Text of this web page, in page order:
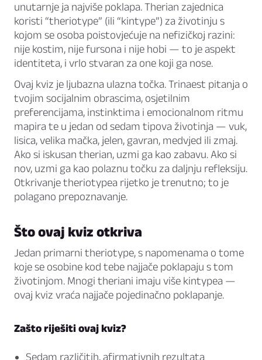
unutarnje ja najviše poklapa. Therian zajednica
koristi “theriotype” (ili “kintype”) za životinju s
kojom se osoba poistovjećuje na nefizičkoj razini:
nije kostim, nije fursona i nije hobi — to je aspekt
identiteta, i vrlo stvaran za one koji ga nose.
Ovaj kviz je ljubazna ulazna točka. Trinaest pitanja o
tvojim socijalnim obrascima, osjetilnim
preferencijama, instinktima i emocionalnom ritmu
mapira te u jedan od sedam tipova životinja — vuk,
lisica, velika mačka, jelen, gavran, medvjed ili zmaj.
Ako si iskusan therian, uzmi ga kao zabavu. Ako si
nov, uzmi ga kao polaznu točku za daljnju refleksiju.
Otkrivanje theriotypea rijetko je trenutno; to je
polagano prepoznavanje.
Što ovaj kviz otkriva
Jedan primarni theriotype, s napomenama o tome
koje se osobine kod tebe najjače poklapaju s tom
životinjom. Mnogi theriani imaju više kintypea —
ovaj kviz vraća najjače pojedinačno poklapanje.
Zašto riješiti ovaj kviz?
Sedam različitih, afirmativnih rezultata